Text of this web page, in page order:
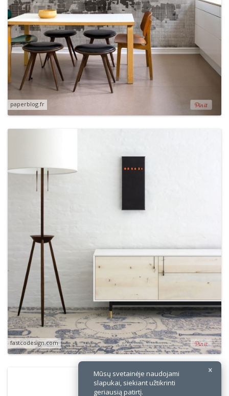
×
paperblog.fr
fastcodesign.com
Mūsų svetainėje naudojami
slapukai, siekiant užtikrinti
geriausią patirtį.